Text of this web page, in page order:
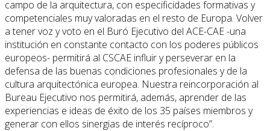
campo de la arquitectura, con especificidades formativas y
competenciales muy valoradas en el resto de Europa. Volver
a tener voz y voto en el Buró Ejecutivo del ACE-CAE -una
institución en constante contacto con los poderes públicos
europeos- permitirá al CSCAE influir y perseverar en la
defensa de las buenas condiciones profesionales y de la
cultura arquitectónica europea. Nuestra reincorporación al
Bureau Ejecutivo nos permitirá, además, aprender de las
experiencias e ideas de éxito de los 35 países miembros y
generar con ellos sinergias de interés recíproco”.